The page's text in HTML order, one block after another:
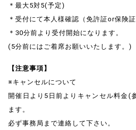
＊最大5対5(予定)
＊受付にて本人様確認（免許証or保険
＊30分前より受付開始になります。
(5分前にはご着席お願いいたします。)
【注意事項】
※キャンセルについて
開催日より5日前よりキャンセル料金(
ます。
必ず事務局まで連絡して下さい。